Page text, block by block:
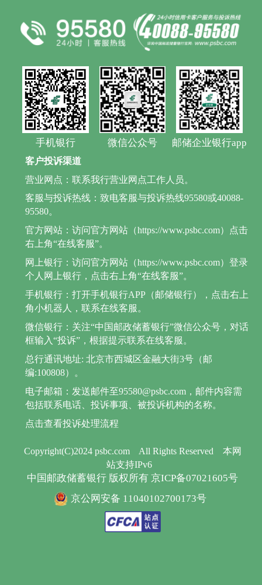
手机银行 微信公众号 邮储企业银行app
Copyright(C)2024 psbc.com All Rights Reserved
本网
站支持IPv6
中国邮政储蓄银行 版权所有 京ICP备07021605号
京公网安备 11040102700173号
客户投诉渠道
营业网点：联系我行营业网点工作人员。
客服与投诉热线：致电客服与投诉热线95580或40088-
95580。
官方网站：访问官方网站（https://www.psbc.com）点击
右上角“在线客服”。
网上银行：访问官方网站（https://www.psbc.com）登录
个人网上银行，点击右上角“在线客服”。
手机银行：打开手机银行APP（邮储银行），点击右上
角小机器人，联系在线客服。
微信银行：关注“中国邮政储蓄银行”微信公众号，对话
框输入“投诉”，根据提示联系在线客服。
总行通讯地址: 北京市西城区金融大街3号（邮
编:100808）。
电子邮箱：发送邮件至95580@psbc.com，邮件内容需
包括联系电话、投诉事项、被投诉机构的名称。
点击查看投诉处理流程